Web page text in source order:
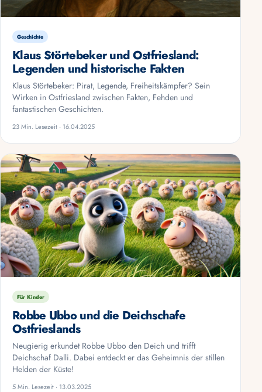
Geschichte
Klaus Störtebeker und Ostfriesland:
Legenden und historische Fakten
Klaus Störtebeker: Pirat, Legende, Freiheitskämpfer? Sein
Wirken in Ostfriesland zwischen Fakten, Fehden und
fantastischen Geschichten.
23 Min. Lesezeit · 16.04.2025
Für Kinder
Robbe Ubbo und die Deichschafe
Ostfrieslands
Neugierig erkundet Robbe Ubbo den Deich und trifft
Deichschaf Dalli. Dabei entdeckt er das Geheimnis der stillen
Helden der Küste!
5 Min. Lesezeit · 13.03.2025